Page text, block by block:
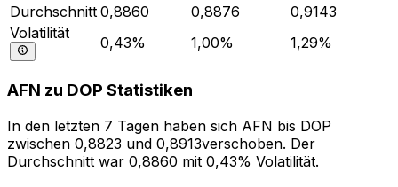
Durchschnitt 0,8860 0,8876
0,9143
Volatilität
0,43% 1,00% 1,29%
AFN zu DOP Statistiken
In den letzten 7 Tagen haben sich AFN bis DOP
zwischen 0,8823 und 0,8913verschoben. Der
Durchschnitt war 0,8860 mit 0,43% Volatilität.